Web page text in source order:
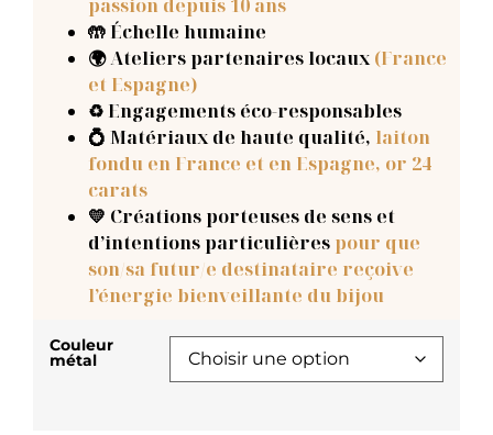
passion depuis 10 ans
🤲 Échelle humaine
🌍 Ateliers partenaires locaux (France
et Espagne)
♻️ Engagements éco-responsables
💍 Matériaux de haute qualité, laiton
fondu en France et en Espagne, or 24
carats
💛 Créations porteuses de sens et
d’intentions particulières pour que
son/sa futur/e destinataire reçoive
l’énergie bienveillante du bijou
Couleur
métal